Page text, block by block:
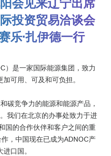
会见来辽宁出席
投资贸易洽谈会
乐·扎伊德一行
）是一家国际能源集团，致力
可用、可及和可负担。
碳竞争力的能源和能源产品，
我们在北京的办事处致力于进
国的合作伙伴和客户之间的重
，中国现在已成为ADNOC产
口国。